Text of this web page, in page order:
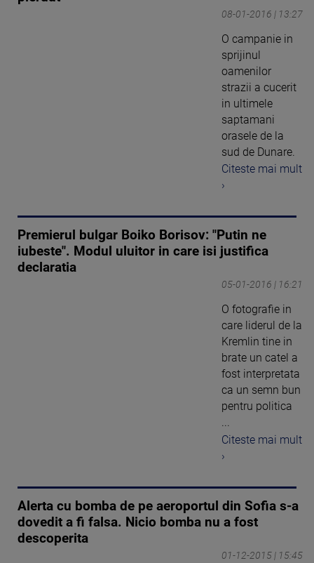
08-01-2016 | 13:27
O campanie in
sprijinul
oamenilor
strazii a cucerit
in ultimele
saptamani
orasele de la
sud de Dunare.
Citeste mai mult
›
Premierul bulgar Boiko Borisov: "Putin ne
iubeste". Modul uluitor in care isi justifica
declaratia
05-01-2016 | 16:21
O fotografie in
care liderul de la
Kremlin tine in
brate un catel a
fost interpretata
ca un semn bun
pentru politica
...
Citeste mai mult
›
Alerta cu bomba de pe aeroportul din Sofia s-a
dovedit a fi falsa. Nicio bomba nu a fost
descoperita
01-12-2015 | 15:45